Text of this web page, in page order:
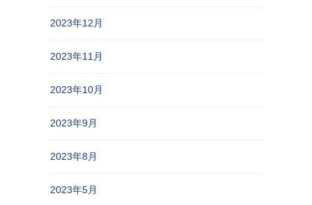
2023年12月
2023年11月
2023年10月
2023年9月
2023年8月
2023年5月